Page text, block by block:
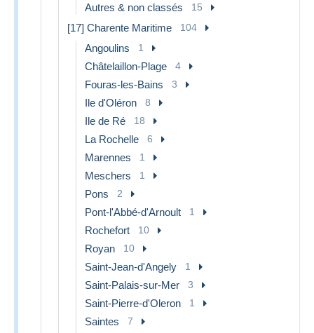
Autres & non classés 15
[17] Charente Maritime 104
Angoulins 1
Châtelaillon-Plage 4
Fouras-les-Bains 3
Ile d'Oléron 8
Ile de Ré 18
La Rochelle 6
Marennes 1
Meschers 1
Pons 2
Pont-l'Abbé-d'Arnoult 1
Rochefort 10
Royan 10
Saint-Jean-d'Angely 1
Saint-Palais-sur-Mer 3
Saint-Pierre-d'Oleron 1
Saintes 7